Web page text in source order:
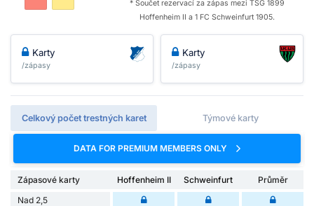
* Součet rezervací za zápas mezi TSG 1899
Hoffenheim II a 1 FC Schweinfurt 1905.
Karty
/zápasy
Karty
/zápasy
Celkový počet trestných karet Týmové karty
DATA FOR PREMIUM MEMBERS ONLY
Zápasové karty Hoffenheim II Schweinfurt
Průměr
Nad 2,5